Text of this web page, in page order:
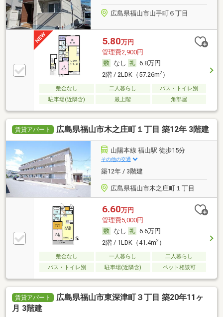
広島県福山市山手町６丁目
5.80万円
管理費2,900円
なし
6.8万円
2階 / 2LDK（57.26m2）
敷金なし 二人暮らし
バス・トイレ別
駐車場(近隣含)
最上階 角部屋
賃貸アパート 広島県福山市木之庄町１丁目 築12年 3階建
山陽本線 福山駅 徒歩15分
その他の交通
築12年 / 3階建
広島県福山市木之庄町１丁目
6.60万円
管理費5,000円
なし
6.6万円
2階 / 1LDK（41.4m2）
敷金なし 一人暮らし
二人暮らし
バス・トイレ別
駐車場(近隣含) ペット相談可
賃貸アパート
広島県福山市東深津町３丁目 築20年11ヶ
月 3階建